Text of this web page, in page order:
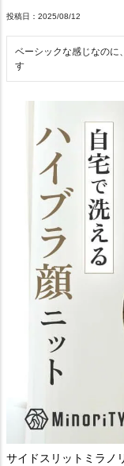
投稿日 2025/08/12
ベーシックな感じなのに
す
サイドスリットミラノ